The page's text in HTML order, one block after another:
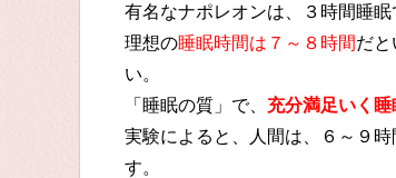
有名なナポレオンは、３時間睡
理想の睡眠時間は７～８時間だ
い。
「睡眠の質」で、 充分満足いく
実験によると、人間は、６～９
す。